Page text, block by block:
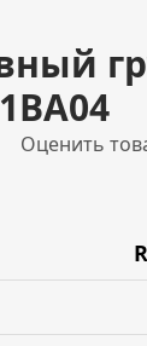
Оценить